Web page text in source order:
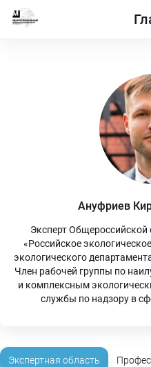
Ануфриев
Эксперт
«Российское
экологического
Член рабочей группы по
и комплексным
службы по надзору в
Экспертная область